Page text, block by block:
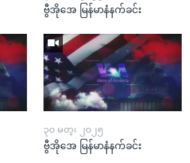
ဗွီအိုအေ မြန်မာနံနက်ခင်း
၃၀ မတ္၊ ၂၀၂၅
ဗွီအိုအေ မြန်မာနံနက်ခင်း